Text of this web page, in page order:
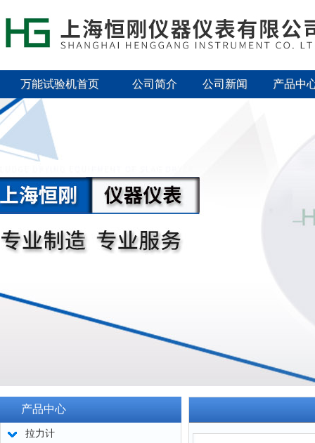
万能试验机首页 公司简介 公司新闻 产品中
产品中心
拉力计